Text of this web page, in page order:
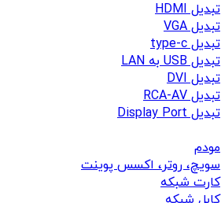
تبدیل HDMI
تبدیل VGA
تبدیل type-c
تبدیل USB به LAN
تبدیل DVI
تبدیل RCA-AV
تبدیل Display Port
مودم
سویچ، روتر، اکسس پوینت
کارت شبکه